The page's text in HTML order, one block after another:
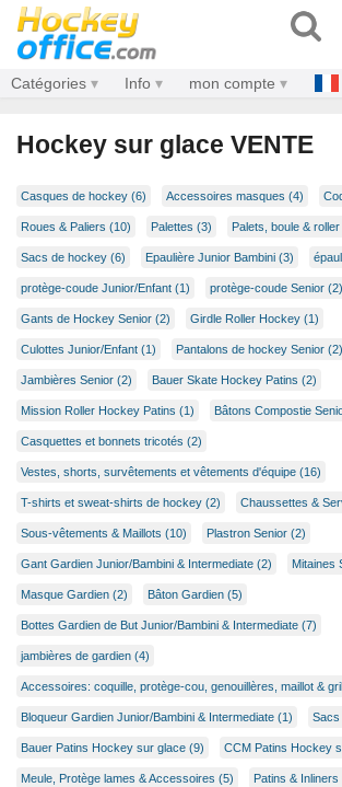
Catégories Info mon compte
Hockey sur glace VENTE
Casques de hockey (6) Accessoires masques (4)
Roues & Paliers (10) Palettes (3) Palets, boule &
Sacs de hockey (6) Epaulière Junior Bambini (3)
protège-coude Junior/Enfant (1) protège-coude Senior (2)
Gants de Hockey Senior (2) Girdle Roller Hockey (1)
Culottes Junior/Enfant (1) Pantalons de hockey Senior (2)
Jambières Senior (2) Bauer Skate Hockey Patins (2)
Mission Roller Hockey Patins (1) Bâtons Compostie
Casquettes et bonnets tricotés (2)
Vestes, shorts, survêtements et vêtements d'équipe (16)
T-shirts et sweat-shirts de hockey (2) Chaussettes &
Sous-vêtements & Maillots (10) Plastron Senior (2)
Gant Gardien Junior/Bambini & Intermediate (2) Mitaines
Masque Gardien (2) Bâton Gardien (5)
Bottes Gardien de But Junior/Bambini & Intermediate (7)
jambières de gardien (4)
Accessoires: coquille, protège-cou, genouillères, maillot &
Bloqueur Gardien Junior/Bambini & Intermediate (1) Sacs
Bauer Patins Hockey sur glace (9) CCM Patins Hockey
Meule, Protège lames & Accessoires (5) Patins &